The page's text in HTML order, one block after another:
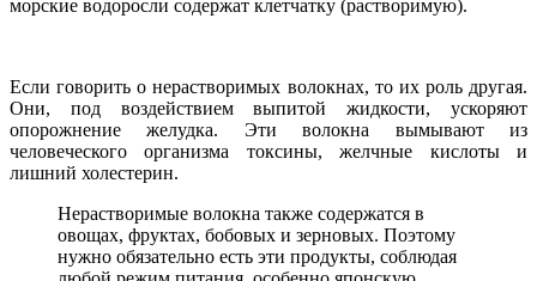
морские водоросли содержат клетчатку (растворимую).
Если говорить о нерастворимых волокнах, то их роль другая.
Они, под воздействием выпитой жидкости, ускоряют
опорожнение желудка. Эти волокна вымывают из
человеческого организма токсины, желчные кислоты и
лишний холестерин.
Нерастворимые волокна также содержатся в
овощах, фруктах, бобовых и зерновых. Поэтому
нужно обязательно есть эти продукты, соблюдая